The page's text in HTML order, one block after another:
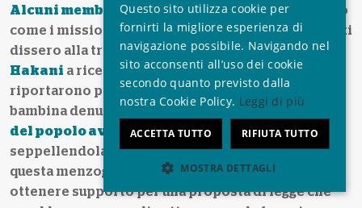
Alcuni membri del popolo Suruwaha raccontano
come i missionari evangelici Márcia e Edson Suzuki
dissero alla tribù che avrebbero portato la piccola
Hakani a ricevere cure mediche, ma poi non la
riportarono più indietro. La coppia adottò la
bambina denunciando falsamente che i
membri
del popolo avevano cercato di ucciderla
seppellendola viva perché disabile. Usarono poi
questa menzogna per raccogliere denaro e
ottenere supporto per una proposta di legge che
SPANISH
FRENCH
ITALIAN
PORTUGUESE
Questo sito utilizza cookie per
fornirti la migliore esperienza di
navigazione possibile. Navigando nel
sito acconsenti all’uso dei cookie
secondo quanto previsto dalla
nostra Cookie Policy. Leggi di più
ACCETTA TUTTO RIFIUTA TUTTO
MOSTRA DETTAGLI